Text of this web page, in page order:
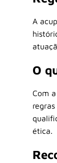
A
O
Com
ética.